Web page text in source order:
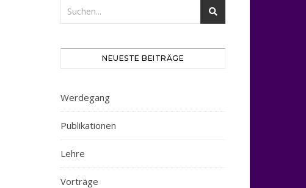
NEUESTE BEITRÄGE
Werdegang
Publikationen
Lehre
Vorträge